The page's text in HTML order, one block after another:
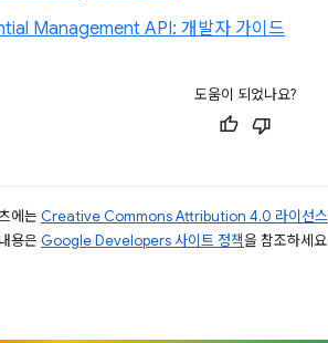
Management API: 개발자 가이드
도움이 되었나요?
에는 Creative Commons Attribution 4.0 라이선스
용은 Google Developers 사이트 정책을 참조하세